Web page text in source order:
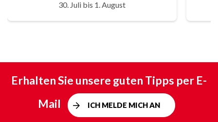
30. Juli bis 1. August
Erhalten Sie unsere guten Tipps per E-
Mail
ICH MELDE MICH AN